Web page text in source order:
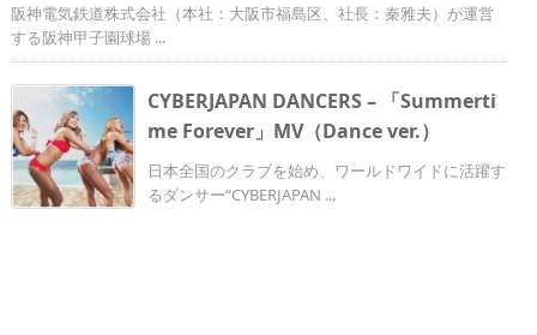
阪神電気鉄道株式会社（本社：大阪市福島区、社長：秦雅夫）が運営
する阪神甲子園球場 ...
CYBERJAPAN DANCERS – 「Summerti
me Forever」MV（Dance ver.）
日本全国のクラブを始め、ワールドワイドに活躍す
るダンサー“CYBERJAPAN ...